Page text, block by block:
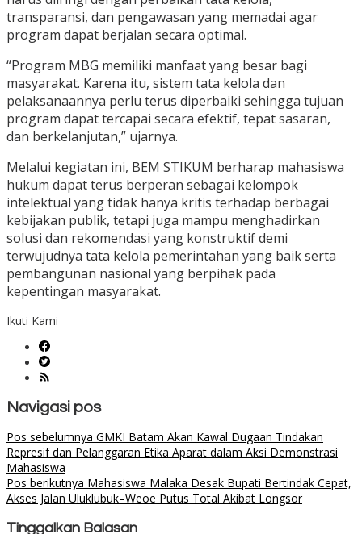
transparansi, dan pengawasan yang memadai agar
program dapat berjalan secara optimal.
“Program MBG memiliki manfaat yang besar bagi
masyarakat. Karena itu, sistem tata kelola dan
pelaksanaannya perlu terus diperbaiki sehingga tujuan
program dapat tercapai secara efektif, tepat sasaran,
dan berkelanjutan,” ujarnya.
Melalui kegiatan ini, BEM STIKUM berharap mahasiswa
hukum dapat terus berperan sebagai kelompok
intelektual yang tidak hanya kritis terhadap berbagai
kebijakan publik, tetapi juga mampu menghadirkan
solusi dan rekomendasi yang konstruktif demi
terwujudnya tata kelola pemerintahan yang baik serta
pembangunan nasional yang berpihak pada
kepentingan masyarakat.
Ikuti Kami
Navigasi pos
Pos sebelumnya GMKI Batam Akan Kawal Dugaan Tindakan
Represif dan Pelanggaran Etika Aparat dalam Aksi Demonstrasi
Mahasiswa
Pos berikutnya Mahasiswa Malaka Desak Bupati Bertindak Cepat,
Akses Jalan Uluklubuk–Weoe Putus Total Akibat Longsor
Tinggalkan Balasan